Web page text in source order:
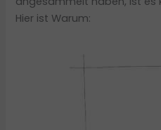
Hier ist Warum: